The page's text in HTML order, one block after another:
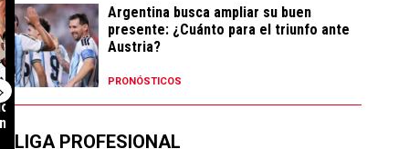
millones que
refuerzos ...
Flamengo lanzó un ultimátum
A días de la
Argentina busca ampliar su buen
presente: ¿Cuánto para el triunfo ante
Austria?
PRONÓSTICOS
LIGA PROFESIONAL